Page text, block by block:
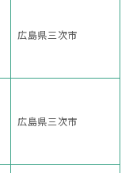
広島県三次市
広島県三次市